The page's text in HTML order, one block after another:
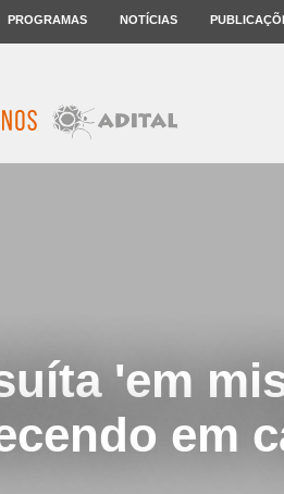
PROGRAMAS NOTÍCIAS
'em
em